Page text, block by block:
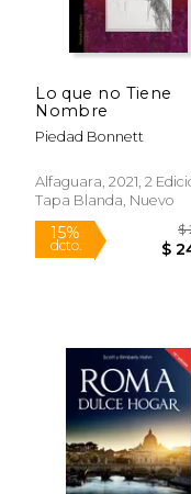
Lo que no Tiene
Nombre
Piedad Bonnett
Alfaguara, 2021, 2
Tapa Blanda, Nuevo